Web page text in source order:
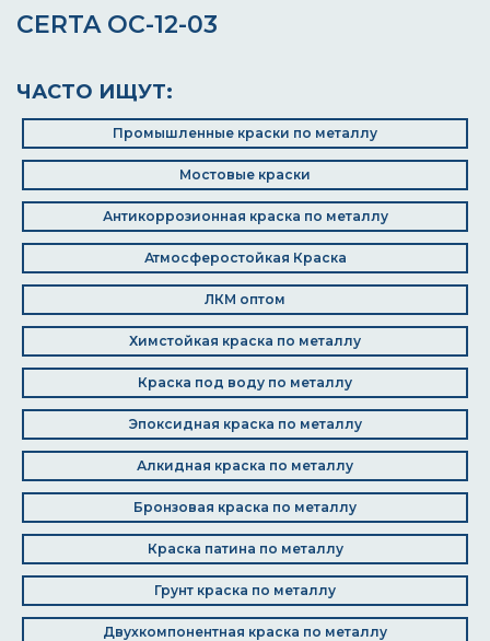
CERTA ОС-12-03
ЧАСТО ИЩУТ:
Промышленные краски по металлу
Мостовые краски
Антикоррозионная краска по металлу
Атмосферостойкая Краска
ЛКМ оптом
Химстойкая краска по металлу
Краска под воду по металлу
Эпоксидная краска по металлу
Алкидная краска по металлу
Бронзовая краска по металлу
Краска патина по металлу
Грунт краска по металлу
Двухкомпонентная краска по металлу